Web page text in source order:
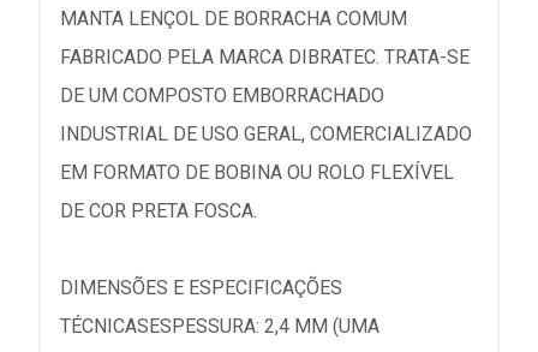
MANTA LENÇOL DE BORRACHA COMUM
FABRICADO PELA MARCA DIBRATEC. TRATA-SE
DE UM COMPOSTO EMBORRACHADO
INDUSTRIAL DE USO GERAL, COMERCIALIZADO
EM FORMATO DE BOBINA OU ROLO FLEXÍVEL
DE COR PRETA FOSCA.
DIMENSÕES E ESPECIFICAÇÕES
TÉCNICASESPESSURA: 2,4 MM (UMA